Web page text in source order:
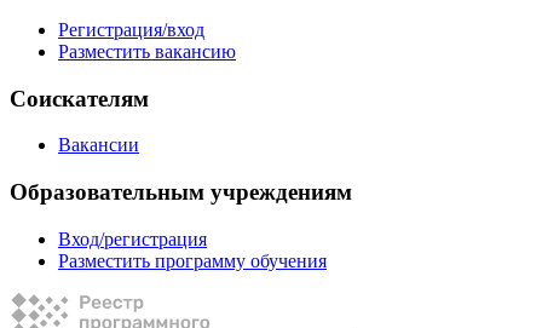
Регистрация/вход
Разместить вакансию
Соискателям
Вакансии
Образовательным учреждениям
Вход/регистрация
Разместить программу обучения